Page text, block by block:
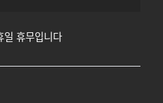
일 휴무입니다